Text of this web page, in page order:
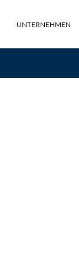
UNTERNEHMEN